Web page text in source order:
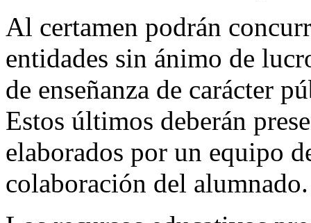
Al certamen podrán
entidades sin ánimo de
de enseñanza de carácter
Estos últimos deberán
elaborados por un equipo
colaboración del alumnado.